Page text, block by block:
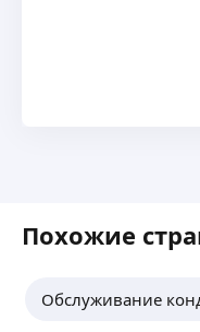
Похожие
Обслуживание